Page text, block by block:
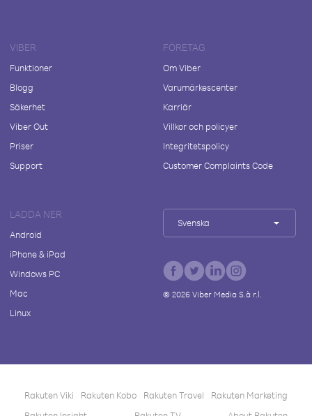
VIBER
Funktioner
Blogg
Säkerhet
Viber Out
Priser
Support
FÖRETAG
Om Viber
Varumärkescenter
Karriär
Villkor och policyer
Integritetspolicy
Customer Complaints Code
LADDA NER
Android
iPhone & iPad
Windows PC
Mac
Linux
Svenska
© 2026Viber Media S.à r.l.
Rakuten Viki Rakuten Kobo Rakuten Travel
Rakuten Marketing